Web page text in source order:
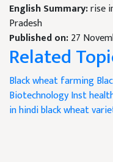
English Summary:rise
Pradesh
Published on:27
Related
Black wheat farming
Biotechnology Inst
in hindiblack wheat